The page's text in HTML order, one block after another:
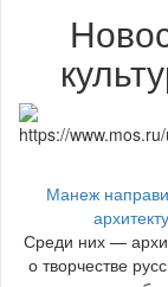
Манеж
Среди них —
о творчестве